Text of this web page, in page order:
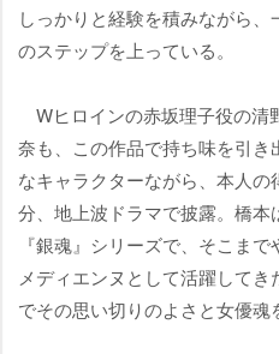
しっかりと経験を積みながら
のステップを上っている。
Wヒロインの赤坂理子役の清
奈も、この作品で持ち味を引
なキャラクターながら、本人
分、地上波ドラマで披露。橋
『銀魂』シリーズで、そこま
メディエンヌとして活躍して
でその思い切りのよさと女優魂